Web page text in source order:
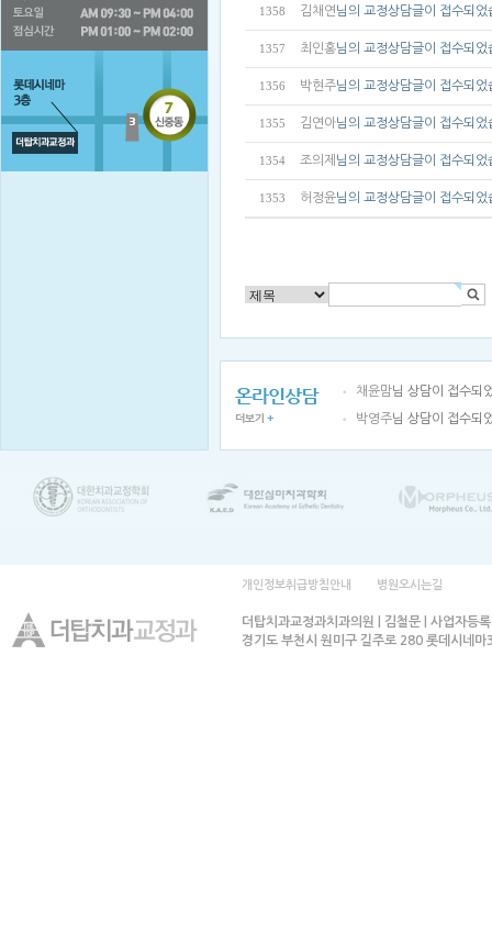
1358 김채연님의 교정상담글이 접수되었
1357 최인홍님의 교정상담글이 접수되었
1356 박현주님의 교정상담글이 접수되었
1355 김연아님의 교정상담글이 접수되었
1354 조의제 님의 교정상담글이 접수되었
1353 허정윤님의 교정상담글이 접수되었
채윤맘님 상담이 접수되
박영주님 상담이 접수되
개인정보취급방침안내 병원오시는길
더탑치과교정과치과의원 | 김철문 | 사업자
경기도 부천시 원미구 길주로 280 롯데시네마